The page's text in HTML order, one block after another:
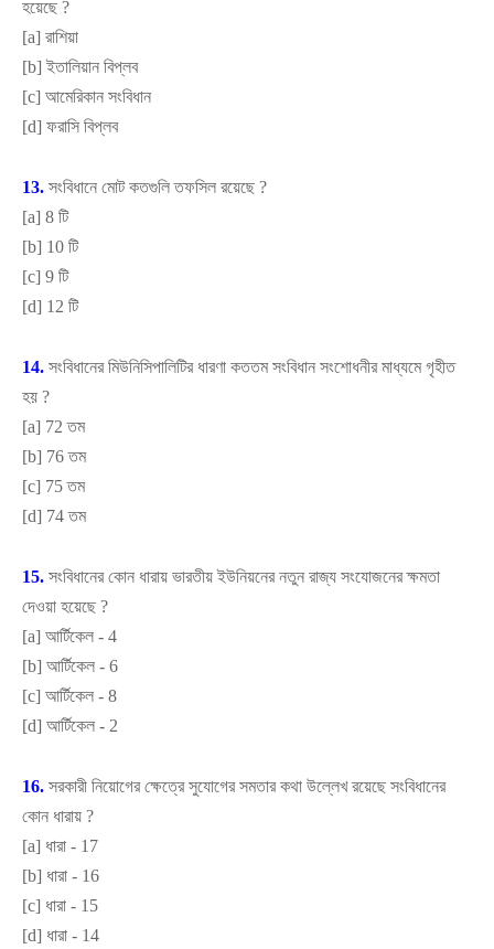
হয়েছে ?
[a] রাশিয়া
[b]ইতালিয়ান বিপ্লব
[c] আমেরিকান সংবিধান
[d] ফরাসি বিপ্লব
13. সংবিধানে মোট কতগুলি তফসিল রয়েছে ?
[a] 8 টি
[b] 10 টি
[c] 9 টি
[d] 12 টি
14. সংবিধানের মিউনিসিপালিটির ধারণা কততম সংবিধান সংশোধনীর মাধ্যমে গৃহীত
হয় ?
[a] 72 তম
[b] 76 তম
[c] 75 তম
[d] 74 তম
15. সংবিধানের কোন ধারায় ভারতীয় ইউনিয়নের নতুন রাজ্য সংযোজনের ক্ষমতা
দেওয়া হয়েছে ?
[a] আর্টিকেল - 4
[b] আর্টিকেল - 6
[c] আর্টিকেল - 8
[d] আর্টিকেল - 2
16. সরকারী নিয়োগের ক্ষেত্রে সুযোগের সমতার কথা উল্লেখ রয়েছে সংবিধানের
কোন ধারায় ?
[a] ধারা - 17
[b] ধারা - 16
[c] ধারা - 15
[d] ধারা - 14